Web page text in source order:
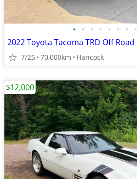
• • • • • • • •
2022 Toyota Tacoma TRD Off Road
7/25 70,000km Hancock
$12,000